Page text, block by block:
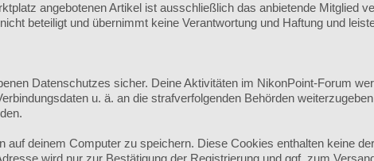
angebotenen Artikel ist ausschließlich das anbietende Mitglied
beteiligt und übernimmt keine Verantwortung und Haftung und
Datenschutzes sicher. Deine Aktivitäten im NikonPoint-Forum
u. ä. an die strafverfolgenden Behörden
deinem Computer zu speichern. Diese Cookies enthalten keine
wird nur zur Bestätigung der Registrierung und ggf. zum